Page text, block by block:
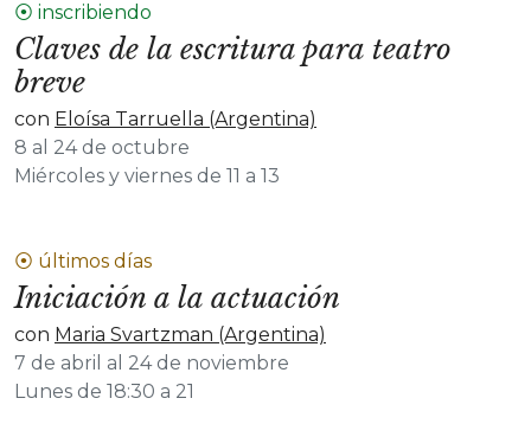
⦿ inscribiendo
Claves de la escritura para teatro
breve
con Eloísa Tarruella (Argentina)
8 al 24 de octubre
Miércoles y viernes de 11 a 13
⦿ últimos días
Iniciación a la actuación
con Maria Svartzman (Argentina)
7 de abril al 24 de noviembre
Lunes de 18:30 a 21